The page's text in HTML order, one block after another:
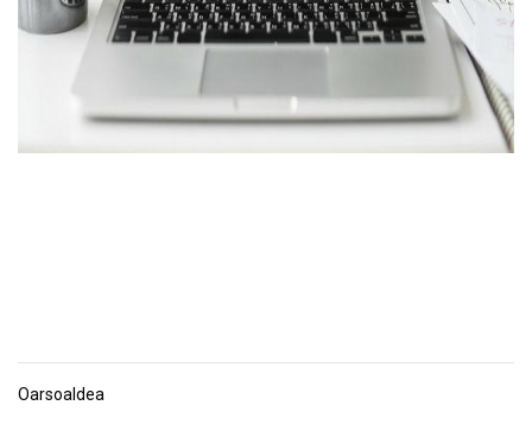
Oarsoaldea